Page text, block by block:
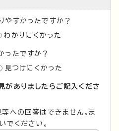
やすかったですか？
わかりにくかった
ったですか？
見つけにくかった
がありましたらご記入くださ
への回答はできません。ま
でください。